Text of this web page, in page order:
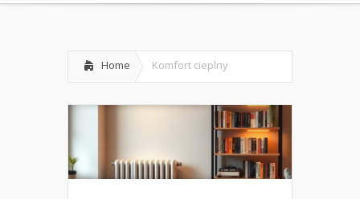
Home Komfort cieplny